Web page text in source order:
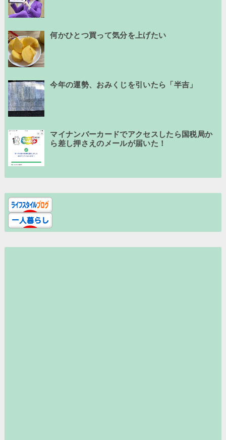
何かひとつ買って気分を上げたい
今年の運勢、おみくじを引いたら「半吉」
マイナンバーカードでアクセスしたら国税局か
ら差し押さえのメールが届いた！